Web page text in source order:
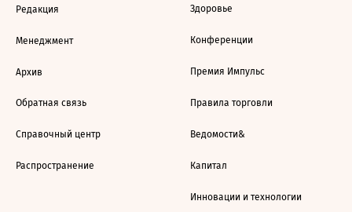
Редакция
Менеджмент
Архив
Обратная связь
Справочный центр
Распространение
Здоровье
Конференции
Премия Импульс
Правила торговли
Ведомости&
Капитал
Инновации и технологии